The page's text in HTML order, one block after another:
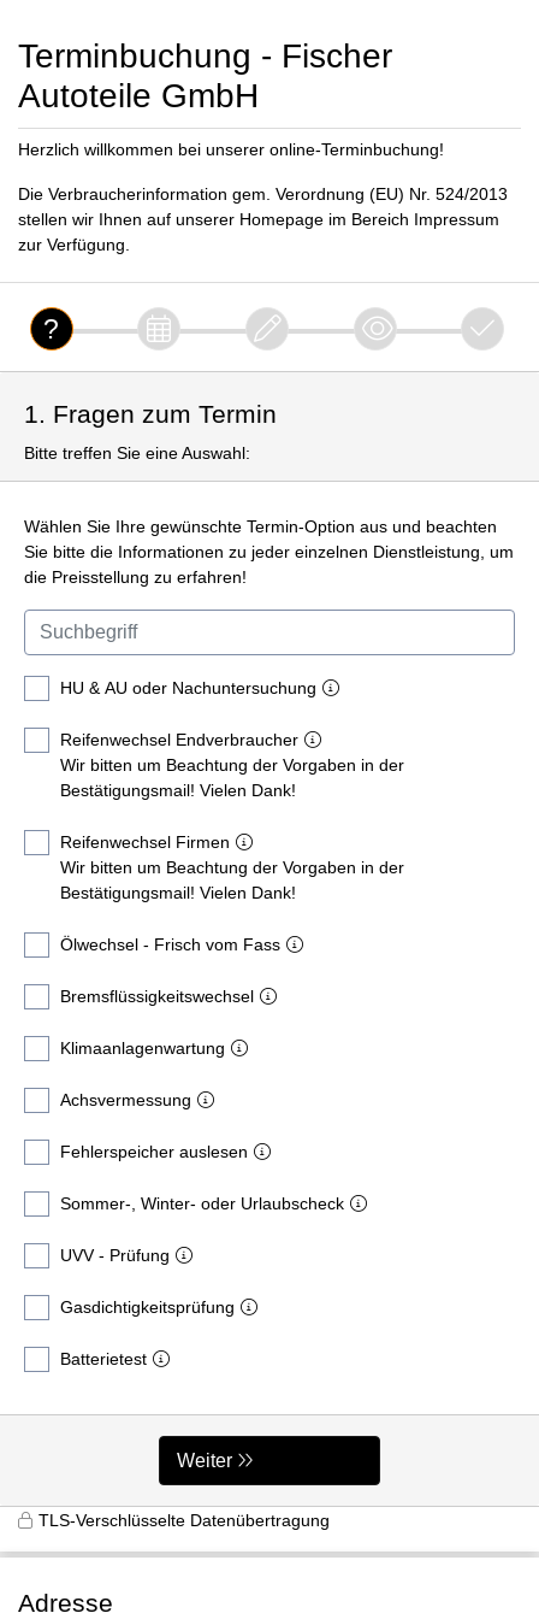
Terminbuchung - Fischer
Autoteile GmbH
Herzlich willkommen bei unserer online-Terminbuchung!
Die Verbraucherinformation gem. Verordnung (EU) Nr. 524/2013
stellen wir Ihnen auf unserer Homepage im Bereich Impressum
zur Verfügung.
1. Fragen zum Termin
Bitte treffen Sie eine Auswahl:
Wählen Sie Ihre gewünschte Termin-Option aus und beachten
Sie bitte die Informationen zu jeder einzelnen Dienstleistung, um
die Preisstellung zu erfahren!
HU & AU oder Nachuntersuchung
Reifenwechsel Endverbraucher
Wir bitten um Beachtung der Vorgaben in der
Bestätigungsmail! Vielen Dank!
Reifenwechsel Firmen
Wir bitten um Beachtung der Vorgaben in der
Bestätigungsmail! Vielen Dank!
Ölwechsel - Frisch vom Fass
Bremsflüssigkeitswechsel
Klimaanlagenwartung
Achsvermessung
Fehlerspeicher auslesen
Sommer-, Winter- oder Urlaubscheck
UVV - Prüfung
Gasdichtigkeitsprüfung
Batterietest
Weiter
TLS-Verschlüsselte Datenübertragung
Adresse